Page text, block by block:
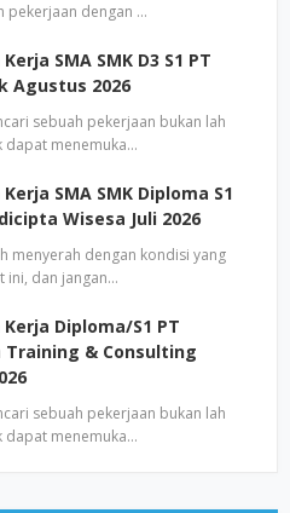
pekerjaan dengan …
SMA SMK D3 S1 PT
Agustus 2026
sebuah pekerjaan bukan lah
dapat menemuka…
SMA SMK Diploma S1
Wisesa Juli 2026
menyerah dengan kondisi yang
ini, dan jangan…
Diploma/S1 PT
Training & Consulting
sebuah pekerjaan bukan lah
dapat menemuka…